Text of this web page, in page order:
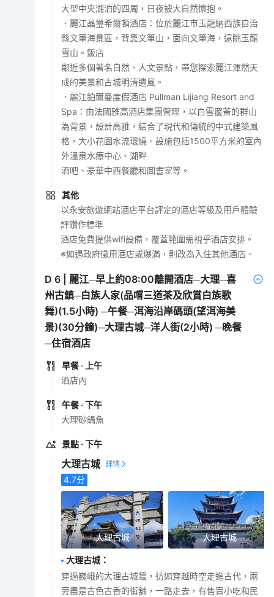
大型中央湖泊的四周，日夜被大自然懷抱。
．麗江晶璽希爾頓酒店：位於麗江市玉龍納西族自治
縣文筆海景區，背靠文筆山，面向文筆海，遠眺玉龍
雪山。飯店
鄰近多個著名自然、人文景點，帶您探索麗江渾然天
成的美景和古城明清遺風。
．麗江鉑爾曼度假酒店 Pullman Lijiang Resort and
Spa：由法國雅高酒店集團管理，以白雪覆蓋的群山
為背景，設計高雅，結合了現代和傳統的中式建築風
格，大小花園水流環繞。設施包括1500平方米的室內
外溫泉水療中心、湖畔
酒吧、豪華中西餐廳和圖書室等。
其他
以永安旅遊網站酒店平台評定的酒店等級及用戶體驗
評鑽作標準
酒店免費提供wifi設備，覆蓋範圍需視乎酒店安排。
※如遇政府徵用酒店或爆滿，則改為入住其他酒店。
D6
麗江─早上約08:00離開酒店─大理─喜
州古鎮─白族人家(品嚐三道茶及欣賞白族歌
舞)(1.5小時) ─午餐─洱海沿岸碼頭(望洱海美
景)(30分鐘)─大理古城─洋人街(2小時) ─晚餐
─住宿酒店
早餐 · 上午
酒店內
午餐 · 下午
大理砂鍋魚
景點 · 下午
大理古城
4.7分
大理古城 大理古城
大理古城：
穿過巍峨的大理古城牆，彷如穿越時空走進古代，兩
旁盡是古色古香的街舖，一路走去，有售賣小吃和民